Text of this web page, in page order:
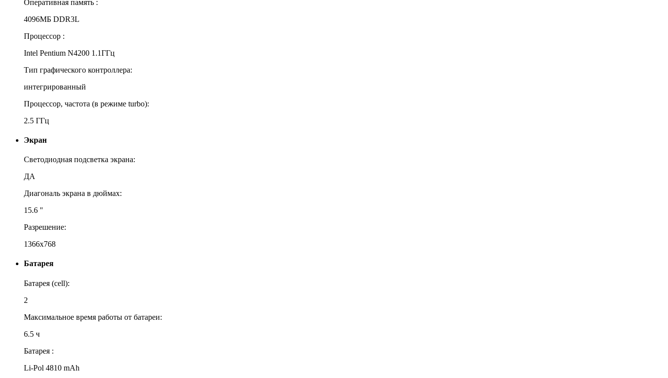
Оперативная память :
4096МБ DDR3L
Процессор :
Intel Pentium N4200 1.1ГГц
Тип графического контроллера:
интегрированный
Процессор, частота (в режиме turbo):
2.5 ГГц
Экран
Светодиодная подсветка экрана:
ДА
Диагональ экрана в дюймах:
15.6 "
Разрешение:
1366x768
Батарея
Батарея (cell):
2
Максимальное время работы от батареи:
6.5 ч
Батарея :
Li-Pol 4810 mAh